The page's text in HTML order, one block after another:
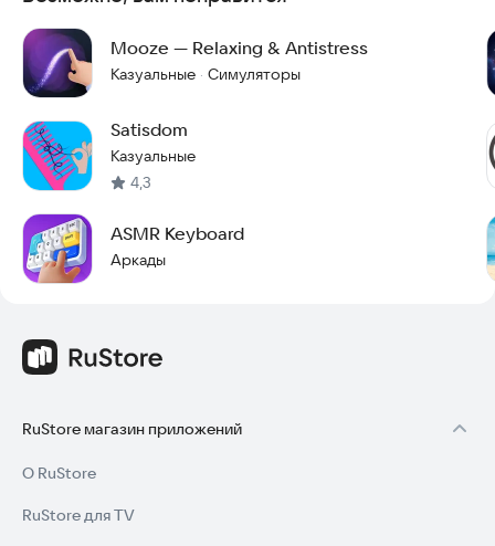
Mooze — Relaxing & Antistress
Казуальные · Симуляторы
Satisdom
Казуальные
4,3
ASMR Keyboard
Аркады
RuStore магазин приложений
О RuStore
RuStore для TV